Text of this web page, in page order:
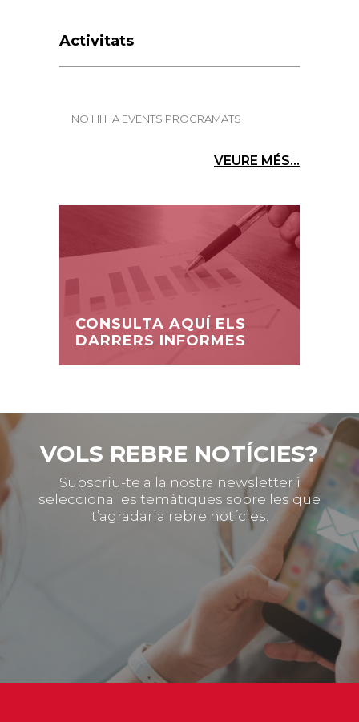
Activitats
VEURE MÉS...
CONSULTA AQUÍ ELS
DARRERS INFORMES
VOLS REBRE NOTÍCIES?
Subscriu-te a la nostra newsletter i
selecciona les temàtiques sobre les que
t’agradaria rebre notícies.